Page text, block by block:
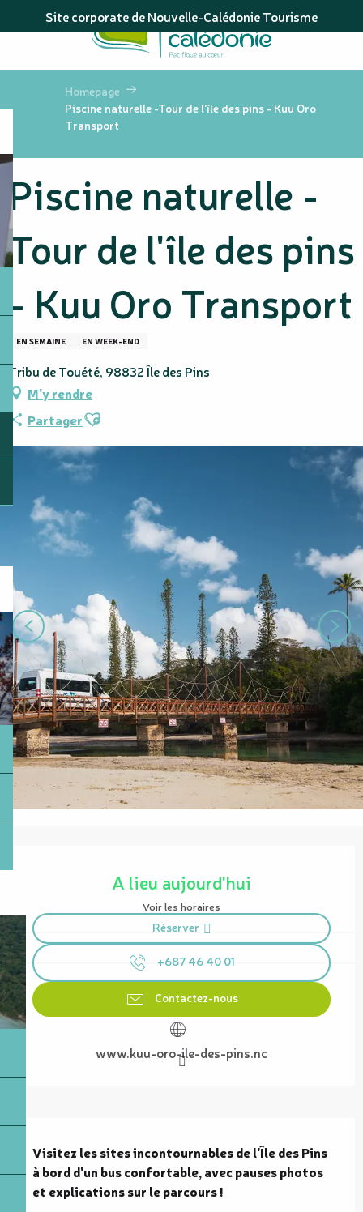
au
principal
Site corporate de Nouvelle-Calédonie Tourisme
Homepage
Piscine naturelle -Tour de l'île des pins - Kuu Oro
Transport
Piscine naturelle -
Tour de l'île des pins
- Kuu Oro Transport
EN SEMAINE EN WEEK-END
Tribu de Touété, 98832 Île des Pins
M'y rendre
PartagerAjouter aux favoris
A lieu aujourd'hui
Voir les horaires
Réserver
+687 46 40 01
Contactez-nous
www.kuu-oro-ile-des-pins.nc
Description
Visitez les sites incontournables de l'Île des Pins
à bord d'un bus confortable, avec pauses photos
et explications sur le parcours !